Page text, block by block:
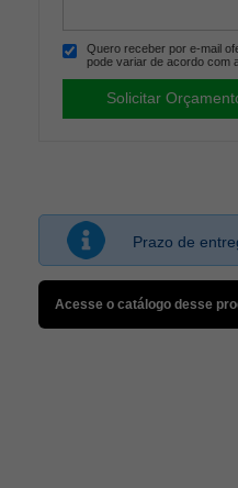
Quero receber por e-mail
pode variar de acordo com
Prazo de
Acesse o catálogo desse